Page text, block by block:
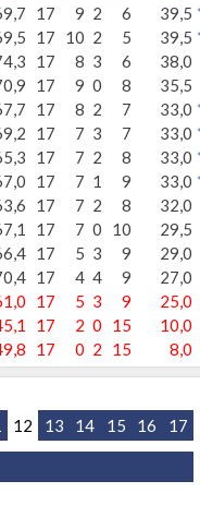
17 9 2 6 39,5
17 10 2 5 39,5
17 8 3 6
38,0
17 9 0 8
35,5
17 8 2 7 33,0
17 7 3 7 33,0
17 7 2 8 33,0
17 7 1 9 33,0
17 7 2 8
32,0
17 7 0 10
29,5
17 5 3 9
29,0
17 4 4 9
27,0
17 5 3 9
25,0
17 2 0 15
10,0
17 0 2 15 8,0
12 13 14 15 16 17